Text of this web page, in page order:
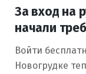
За вход на
начали
Войти
Новогрудке